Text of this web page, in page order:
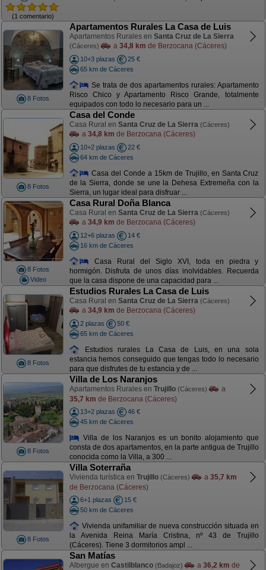
(1 comentario)
8 Fotos
Apartamentos Rurales La Casa de Luis
Apartamentos Rurales en Santa Cruz de La Sierra
(Cáceres) a 34,8 km de Berzocana (Cáceres)
10+3 plazas
25 €
65 km de Cáceres
Se trata de dos apartamentos rurales: Apartamento
Risco Chico y Apartamento Risco Grande, totalmente
equipados con todo lo necesario para un ...
8 Fotos
Casa del Conde
Casa Rural en Santa Cruz de La Sierra (Cáceres)
a 34,8 km de Berzocana (Cáceres)
10+2 plazas
22 €
64 km de Cáceres
Casa del Conde a 15km de Trujillo, en Santa Cruz
de la Sierra, donde se une la Dehesa Extremeña con la
Sierra, un lugar ideal para disfruar ...
8 Fotos
Video
Casa Rural Doña Blanca
Casa Rural en Santa Cruz de La Sierra (Cáceres)
a 34,9 km de Berzocana (Cáceres)
12+6 plazas
14 €
16 km de Cáceres
Casa Rural del Siglo XVI, toda en piedra y
hormigón. Disfruta de unos días inolvidables. Recuerda
que la casa dispone de una capacidad para ...
8 Fotos
Estudios Rurales La Casa de Luis
Casa Rural en Santa Cruz de La Sierra (Cáceres)
a 34,9 km de Berzocana (Cáceres)
2 plazas
50 €
65 km de Cáceres
Estudios rurales La Casa de Luis, en una sola
estancia hemos conseguido que tengas todo lo necesario
para que disfrutes de tu estancia y de ...
8 Fotos
Villa de Los Naranjos
Apartamentos Rurales en Trujillo (Cáceres)
a
35,7 km de Berzocana (Cáceres)
13+2 plazas
46 €
45 km de Cáceres
Villa de los Naranjos es un bonito alojamiento que
consta de dos apartamentos, en la parte antigua de Trujillo
conocida como la Villa, a 300 ...
8 Fotos
Villa Soterraña
Vivienda turística en Trujillo (Cáceres) a 35,7 km
de Berzocana (Cáceres)
6+1 plazas
15 €
50 km de Cáceres
Vivienda unifamiliar de nueva construcción situada en
la Avenida Reina María Cristina, nº 43 de Trujillo
(Cáceres). Tiene 3 dormitorios ampl ...
San Matías
Albergue en Castilblanco (Badajoz) a 36,2 km de